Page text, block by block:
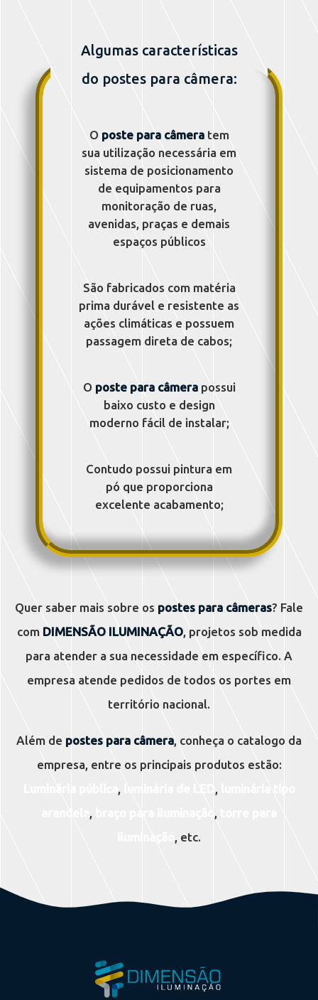
Algumas características
do postes para câmera:
O poste para câmeratem
sua utilização necessária em
sistema de posicionamento
de equipamentos para
monitoração de ruas,
avenidas, praças e demais
espaços públicos
São fabricados com matéria
prima durável e resistente as
ações climáticas e possuem
passagem direta de cabos;
O poste para câmerapossui
baixo custo e design
moderno fácil de instalar;
Contudo possui pintura em
pó que proporciona
excelente acabamento;
Quer saber mais sobre os postes para câmeras? Fale
com DIMENSÃO ILUMINAÇÃO, projetos sob medida
para atender a sua necessidade em específico. A
empresa atende pedidos de todos os portes em
território nacional.
Além de postes para câmera, conheça o catalogo da
empresa, entre os principais produtos estão:
, ,
, ,
, etc.